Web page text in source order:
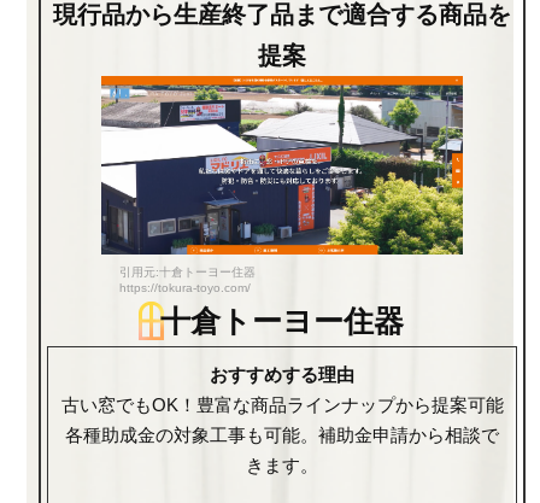
現行品から生産終了品まで適合する商品を
提案
引用元:十倉トーヨー住器
https://tokura-toyo.com/
十倉トーヨー住器
おすすめする理由
古い窓でもOK！豊富な商品ラインナップから提案可能
各種助成金の対象工事も可能。補助金申請から相談で
きます。